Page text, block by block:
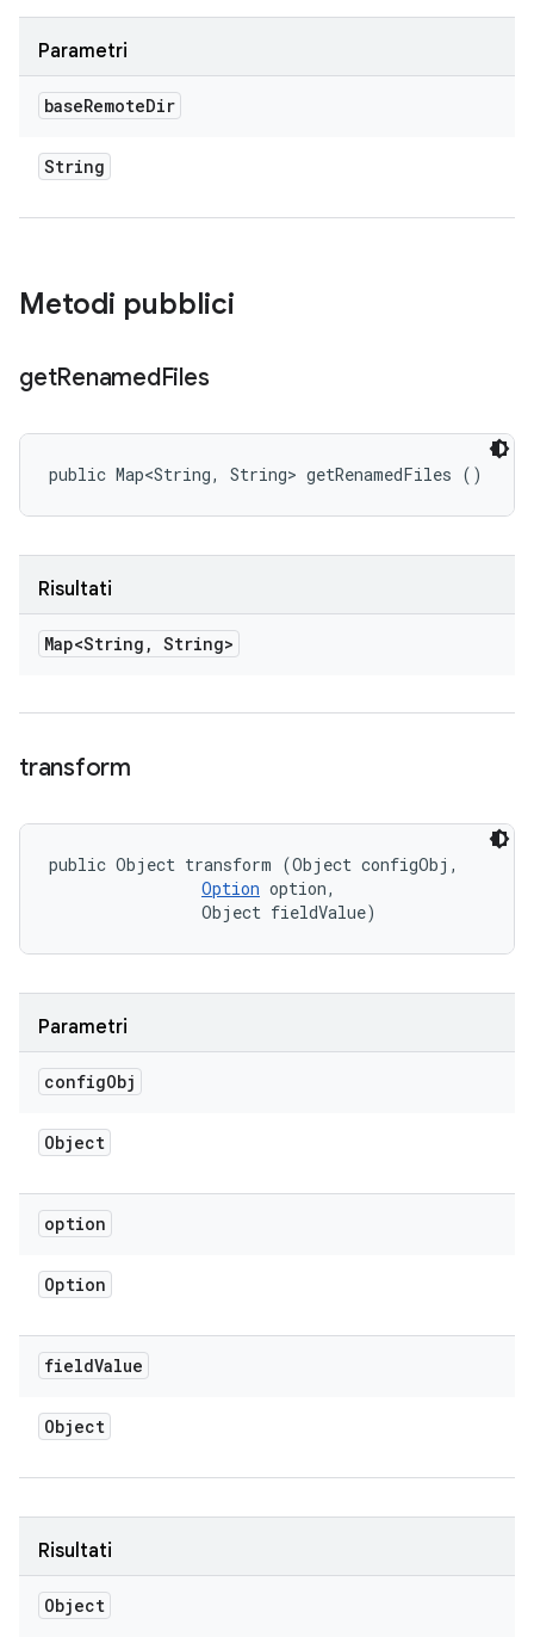
Parametri
baseRemoteDir
String
Metodi pubblici
getRenamedFiles
public Map<String, String> getRenamedFiles ()
Risultati
Map<String , String>
transform
public Object transform (Object configObj,
Option option,
                Object fieldValue)
Parametri
configObj
Object
option
Option
fieldValue
Object
Risultati
Object